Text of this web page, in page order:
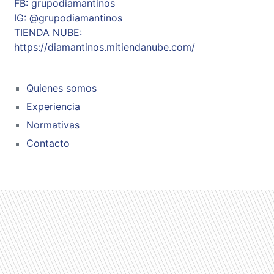
FB: grupodiamantinos
IG: @grupodiamantinos
TIENDA NUBE:
https://diamantinos.mitiendanube.com/
Quienes somos
Experiencia
Normativas
Contacto